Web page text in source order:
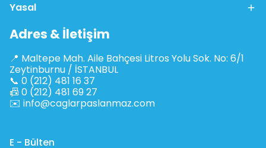
Yasal
Adres & İletişim
📍 Maltepe Mah. Aile Bahçesi Litros Yolu Sok. No: 6/1
Zeytinburnu / İSTANBUL
📞 0 (212) 481 16 37
📠 0 (212) 481 69 27
✉️ info@caglarpaslanmaz.com
E - Bülten